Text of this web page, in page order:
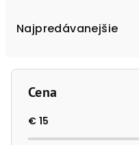
Najpredávanejšie
Cena
€ 15